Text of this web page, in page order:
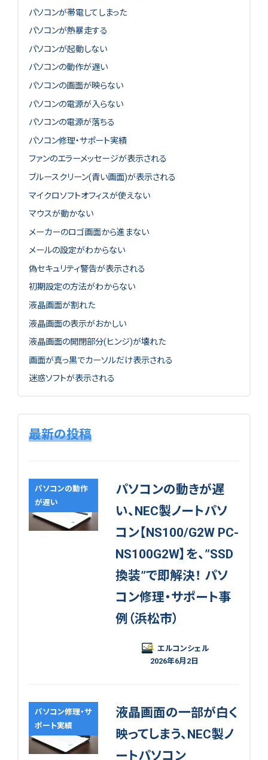
パソコンが帯電してしまった
パソコンが熱暴走する
パソコンが起動しない
パソコンの動作が遅い
パソコンの画面が映らない
パソコンの電源が入らない
パソコンの電源が落ちる
パソコン修理・サポート実績
ファンのエラーメッセージが表示される
ブルースクリーン(青い画面)が表示される
マイクロソフトオフィスが使えない
マウスが動かない
メーカーのロゴ画面から進まない
メールの設定がわからない
偽セキュリティ警告が表示される
初期設定の方法がわからない
液晶画面が割れた
液晶画面の表示がおかしい
液晶画面の開閉部分(ヒンジ)が壊れた
画面が真っ黒でカーソルだけ表示される
迷惑ソフトが表示される
最新の投稿
パソコンの動作
が遅い
パソコンの動きが遅
い、NEC製ノートパソ
コン【NS100/G2W PC-
NS100G2W】を、”SSD
換装”で即解決！ パソ
コン修理・サポート事
例（浜松市）
エルコンシェル
2026年6月2日
パソコン修理・サ
ポート実績
液晶画面の一部が白く
映ってしまう、NEC製ノ
ートパソコン